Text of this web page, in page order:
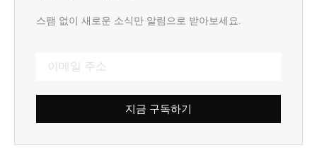
스팸 없이 새로운 소식만 알림으로 받아보세요.
지금 구독하기